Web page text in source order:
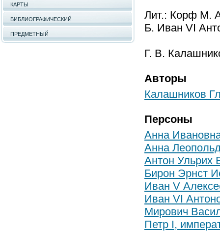
КАРТЫ
БИБЛИОГРАФИЧЕСКИЙ
ПРЕДМЕТНЫЙ
Лит.: Корф М.
Б. Иван VI
Г. В.
Авторы
Калашников
Персоны
Анна
Анна
Антон Ульрих
Бирон Эрнст
Иван V
Иван VI
Мирович
Петр I,